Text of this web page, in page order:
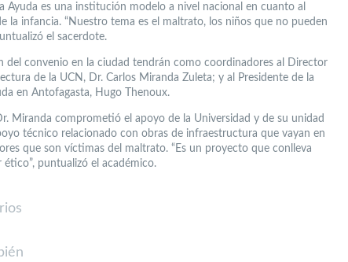
Ayuda es una institución modelo a nivel nacional en cuanto al
la infancia. “Nuestro tema es el maltrato, los niños que no pueden
el sacerdote.
del convenio en la ciudad tendrán como coordinadores al Director
de la UCN, Dr. Carlos Miranda Zuleta; y al Presidente de la
en Antofagasta, Hugo Thenoux.
Miranda comprometió el apoyo de la Universidad y de su unidad
técnico relacionado con obras de infraestructura que vayan en
que son víctimas del maltrato. “Es un proyecto que conlleva
puntualizó el académico.